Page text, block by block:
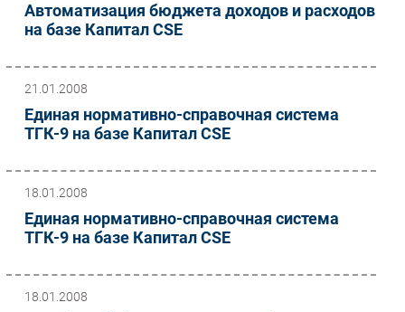
Автоматизация бюджета доходов и расходов
на базе Капитал CSE
21.01.2008
Единая нормативно-справочная система
ТГК-9 на базе Капитал CSE
18.01.2008
Единая нормативно-справочная система
ТГК-9 на базе Капитал CSE
18.01.2008